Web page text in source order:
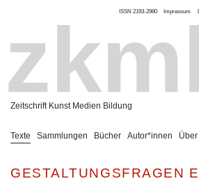
Zeitschrift Kunst Medien Bildung
ISSN 2193-2980 Impressum
Texte Sammlungen Bücher Autor*innen
GESTALTUNGSFRAGEN